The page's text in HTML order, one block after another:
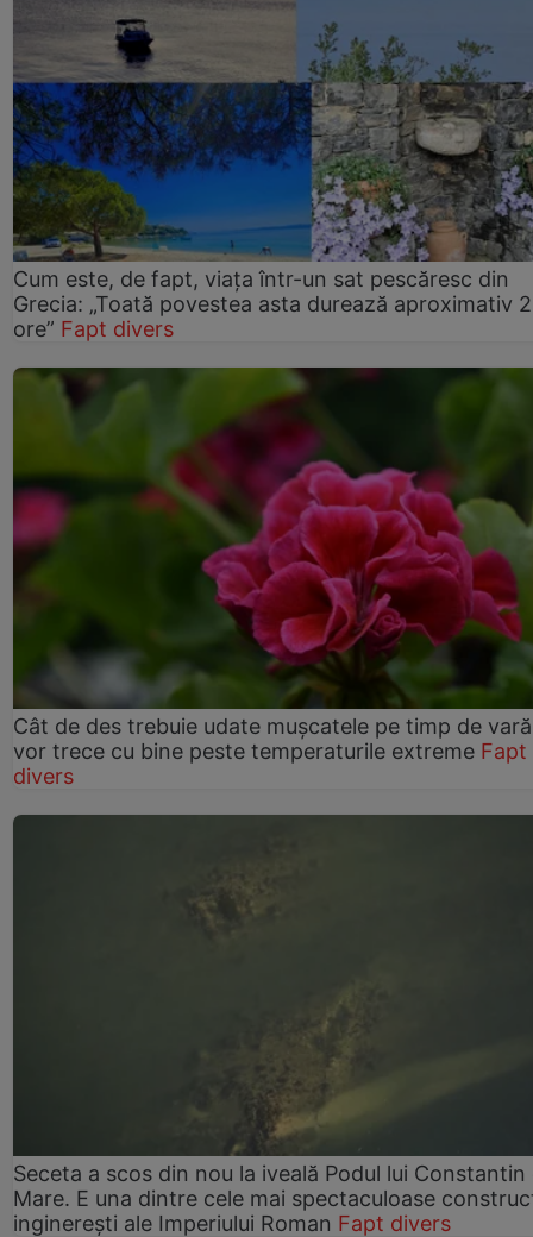
Cum este, de fapt, viața într-un sat pescăresc din
Grecia: „Toată povestea asta durează aproximativ
ore” Fapt divers
Cât de des trebuie udate mușcatele pe timp de
vor trece cu bine peste temperaturile extreme Fapt
divers
Seceta a scos din nou la iveală Podul lui Constantin
Mare. E una dintre cele mai spectaculoase
inginerești ale Imperiului Roman Fapt divers